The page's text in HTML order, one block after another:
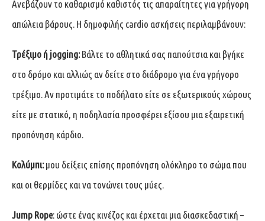
Ανεβάζουν το καθαρισμό καθιστός τις απαραίτητες για γρήγορη
απώλεια βάρους. Η δημοφιλής cardio ασκήσεις περιλαμβάνουν:
Τρέξιμο ή jogging:Βάλτε το αθλητικά σας παπούτσια και βγήκε
στο δρόμο και αλλιώς αν δείτε στο διάδρομο για ένα γρήγορο
τρέξιμο. Αν προτιμάτε το ποδήλατο είτε σε εξωτερικούς χώρους
είτε με στατικό, η ποδηλασία προσφέρει εξίσου μια εξαιρετική
προπόνηση κάρδιο.
Κολύμπι:μου δείξεις επίσης προπόνηση ολόκληρο το σώμα που
και οι θερμίδες και να τονώνει τους μύες.
Jump Rope: ώστε ένας κινέζος και έρχεται μια διασκεδαστική –